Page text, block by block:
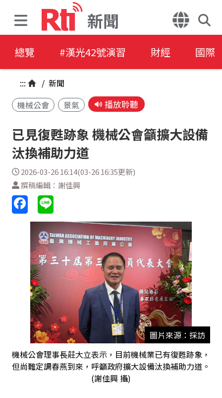
新聞
總覽 #漢光42號演習 財經 國際
::: / 新聞
機械公會
景氣 播放聆聽
已見復甦跡象 機械公會籲擴大設備
汰換補助力道
2026-03-26 16:14(03-26 16:35更新)
撰稿編輯：謝佳興
圖片來源：採訪
機械公會理事長莊大立表示，目前機械業已有復甦跡象，
但尚難定調春燕到來，呼籲政府擴大設備汰換補助力道。
(謝佳興 攝)